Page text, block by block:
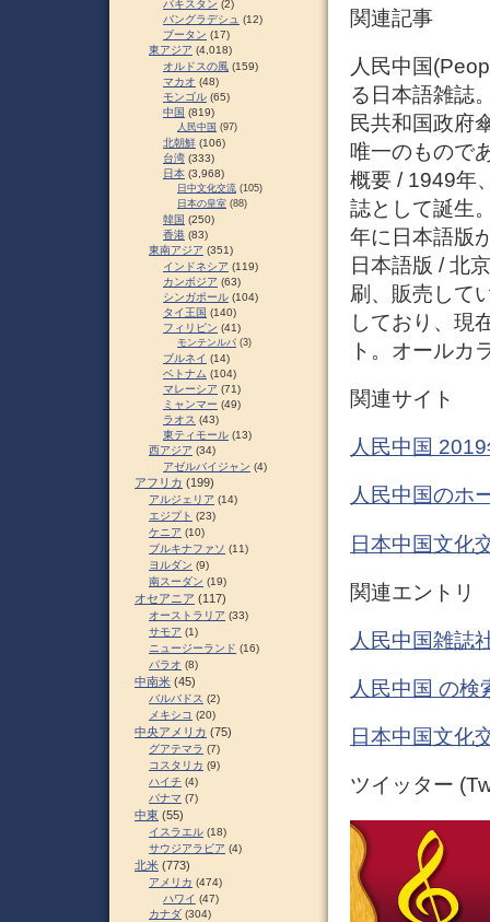
関連記事
人民中国
る日本語雑誌
民共和国政府
唯一のもので
概要 / 1949年
誌として誕生
年に日本語版
日本語版 / 北
刷、販売して
しており、現
ト。オールカ
関連サイト
人民中国
人民中国のホ
日本中国文化
関連エントリ
人民中国雑誌
人民中国 の検
日本中国文化
ツイッター
パキスタン (2)
バングラデシュ (12)
ブータン (17)
東アジア (4,018)
オルドスの風 (159)
マカオ (48)
モンゴル (65)
中国 (819)
人民中国 (97)
北朝鮮 (106)
台湾 (333)
日本 (3,968)
日中文化交流 (105)
日本の皇室 (88)
韓国 (250)
香港 (83)
東南アジア (351)
インドネシア (119)
カンボジア (63)
シンガポール (104)
タイ王国 (140)
フィリピン (41)
モンテンルパ (3)
ブルネイ (14)
ベトナム (104)
マレーシア (71)
ミャンマー (49)
ラオス (43)
東ティモール (13)
西アジア (34)
アゼルバイジャン (4)
アフリカ (199)
アルジェリア (14)
エジプト (23)
ケニア (10)
ブルキナファソ (11)
ヨルダン (9)
南スーダン (19)
オセアニア (117)
オーストラリア (33)
サモア (1)
ニュージーランド (16)
パラオ (8)
中南米 (45)
バルバドス (2)
メキシコ (20)
中央アメリカ (75)
グアテマラ (7)
コスタリカ (9)
ハイチ (4)
パナマ (7)
中東 (55)
イスラエル (18)
サウジアラビア (4)
北米 (773)
アメリカ (474)
ハワイ (47)
カナダ (304)